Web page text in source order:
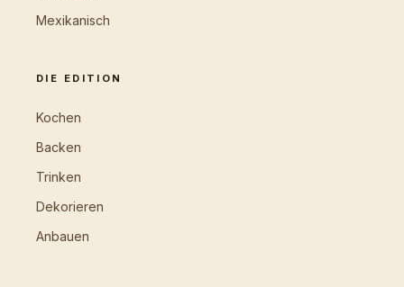
Mexikanisch
DIE EDITION
Kochen
Backen
Trinken
Dekorieren
Anbauen